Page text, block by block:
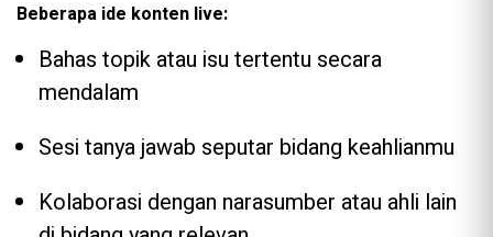
Beberapa ide konten live:
Bahas topik atau isu tertentu secara
mendalam
Sesi tanya jawab seputar bidang keahlianmu
Kolaborasi dengan narasumber atau ahli lain